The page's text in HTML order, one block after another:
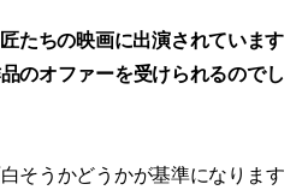
たちの映画に出演されています
のオファーを受けられるのでし
そうかどうかが基準になります